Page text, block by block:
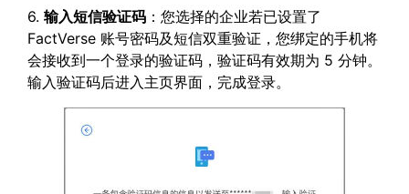
6. 输入短信验证码 ：您选择的企业若已设置了
FactVerse 账号密码及短信双重验证，您绑定的手机将
会接收到一个登录的验证码，验证码有效期为 5 分钟。
输入验证码后进入主页界面，完成登录。